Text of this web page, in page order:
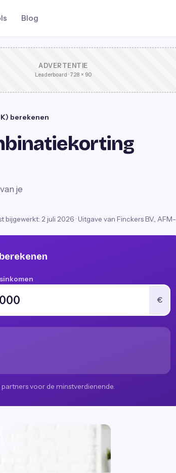
Blog
ADVERTENTIE
Leaderboard · 728 × 90
berekenen
je
bijgewerkt: 2 juli 2026 · Uitgave van Finckers B.V., AFM-
€
voor de minstverdienende.